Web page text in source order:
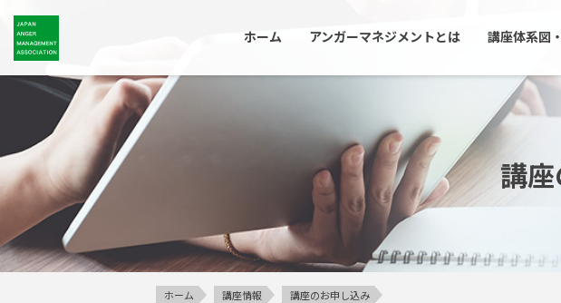
ホーム アンガーマネジメントとは 講座体系図
講
ホーム 講座情報 講座のお申し込み